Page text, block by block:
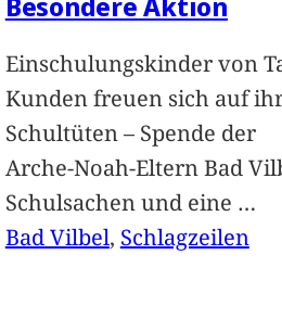
Einschulungskinder von
Kunden freuen sich auf
Schultüten – Spende der
Arche-Noah-Eltern Bad
Schulsachen und eine …
Bad Vilbel, Schlagzeilen